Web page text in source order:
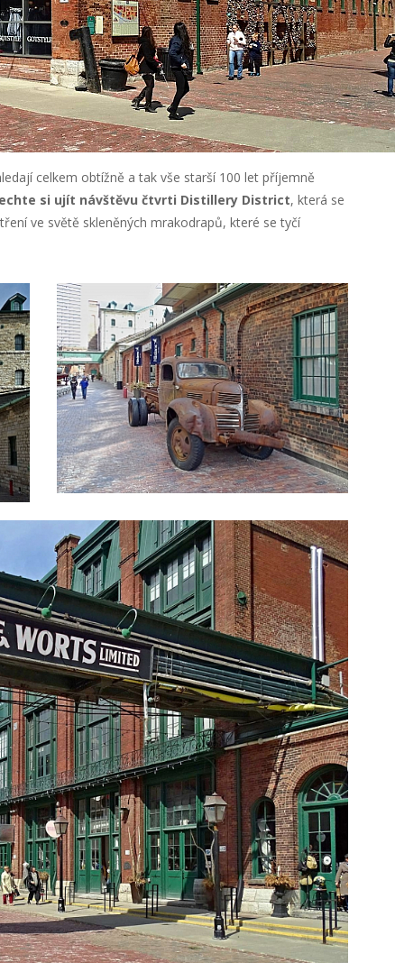
celkem obtížně a tak vše starší 100 let příjemně
si ujít návštěvu čtvrti Distillery District, která se
ve světě skleněných mrakodrapů, které se tyčí